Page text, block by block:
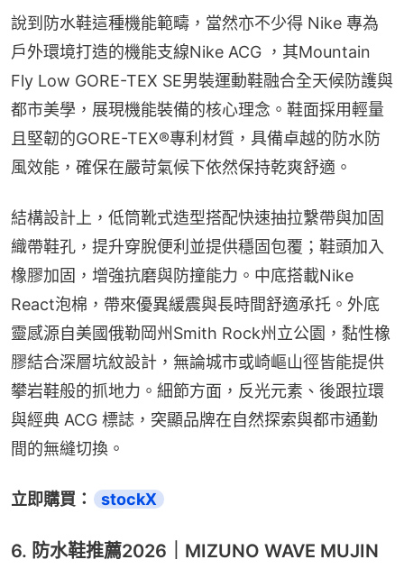
說到防水鞋這種機能範疇，當然亦不少得 Nike 專為
戶外環境打造的機能支線Nike ACG ，其Mountain
Fly Low GORE-TEX SE男裝運動鞋融合全天候防護與
都市美學，展現機能裝備的核心理念。鞋面採用輕量
且堅韌的GORE-TEX®專利材質，具備卓越的防水防
風效能，確保在嚴苛氣候下依然保持乾爽舒適。
結構設計上，低筒靴式造型搭配快速抽拉繫帶與加固
織帶鞋孔，提升穿脫便利並提供穩固包覆；鞋頭加入
橡膠加固，增強抗磨與防撞能力。中底搭載Nike
React泡棉，帶來優異緩震與長時間舒適承托。外底
靈感源自美國俄勒岡州Smith Rock州立公園，黏性橡
膠結合深層坑紋設計，無論城市或崎嶇山徑皆能提供
攀岩鞋般的抓地力。細節方面，反光元素、後跟拉環
與經典 ACG 標誌，突顯品牌在自然探索與都市通勤
間的無縫切換。
立即購買： stockX
6. 防水鞋推薦2026｜MIZUNO WAVE MUJIN